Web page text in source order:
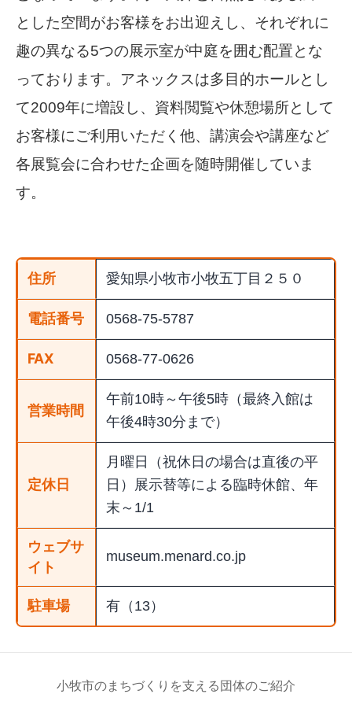
とした空間がお客様をお出迎えし、それぞれに
趣の異なる5つの展示室が中庭を囲む配置とな
っております。アネックスは多目的ホールとし
て2009年に増設し、資料閲覧や休憩場所として
お客様にご利用いただく他、講演会や講座など
各展覧会に合わせた企画を随時開催していま
す。
住所 愛知県小牧市小牧五丁目２５０
電話番号 0568-75-5787
FAX 0568-77-0626
営業時間
午前10時～午後5時（最終入館は
午後4時30分まで）
定休日
月曜日（祝休日の場合は直後の平
日）展示替等による臨時休館、年
末～1/1
ウェブサ
イト
museum.menard.co.jp
駐車場 有（13）
小牧市のまちづくりを支える団体のご紹介